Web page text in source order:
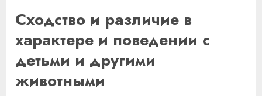
Сходство и различие в
характере и поведении с
детьми и другими
животными